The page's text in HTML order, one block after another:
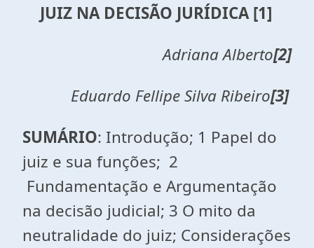
JUIZ NA DECISÃO JURÍDICA[1]
Adriana Alberto[2]
Eduardo Fellipe Silva Ribeiro[3]
SUMÁRIO: Introdução; 1 Papel do
juiz e sua funções; 2
Fundamentação e Argumentação
na decisão judicial; 3 O mito da
neutralidade do juiz; Considerações